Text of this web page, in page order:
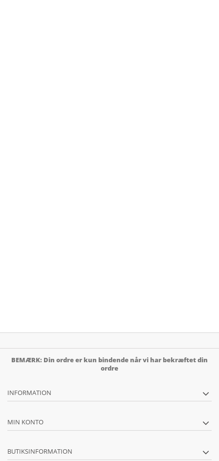
BEMÆRK: Din ordre er kun bindende når vi har bekræftet din
ordre
INFORMATION
MIN KONTO
BUTIKSINFORMATION